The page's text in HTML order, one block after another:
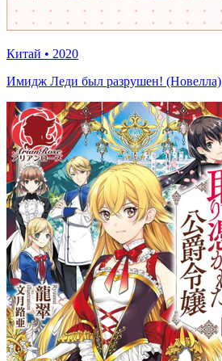
Китай • 2020
Имидж Леди был разрушен! (Новелла)